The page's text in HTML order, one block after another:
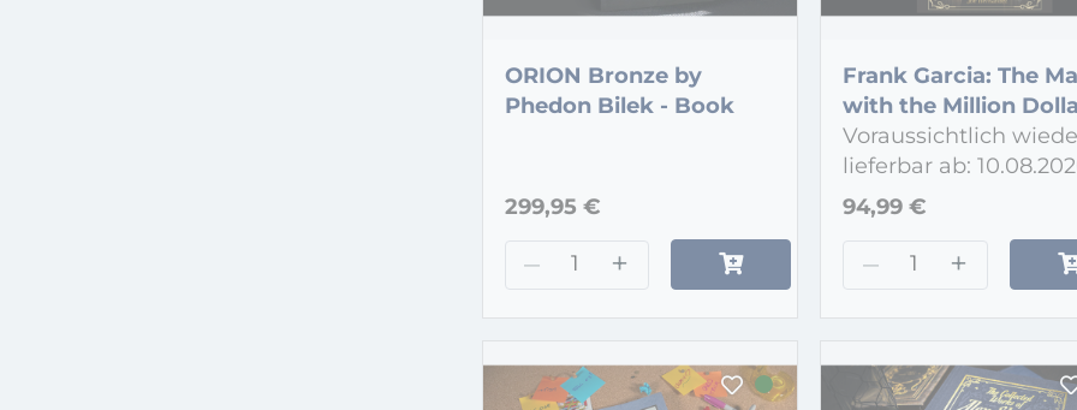
ORION Bronze by
Phedon Bilek - Book
299,95 €
– +
Frank Garcia: The
with the Million
Hands - Book
Voraussichtlich
lieferbar ab:
94,99 €
– +